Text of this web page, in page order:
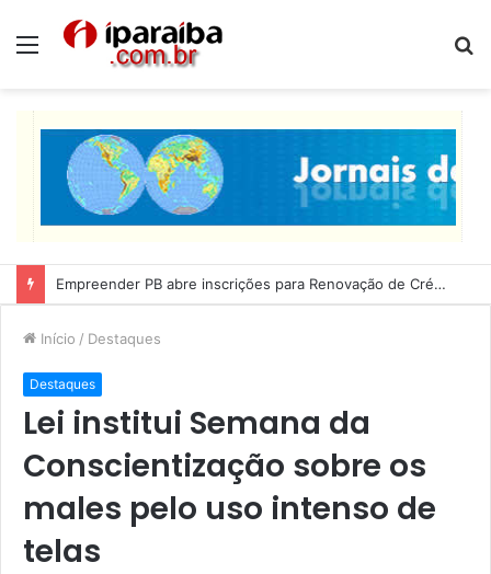
Menu
Empreender PB abre inscrições para Renovação de Crédito
Início / Destaques
Destaques
Lei institui Semana da
Conscientização sobre os
males pelo uso intenso de
telas